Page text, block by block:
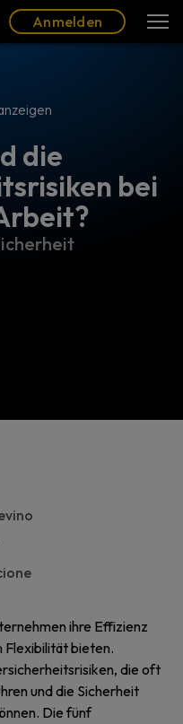
Anmelden
die
bei
ihre Effizienz
Flexibilität bieten.
die oft
und die Sicherheit
Die fünf